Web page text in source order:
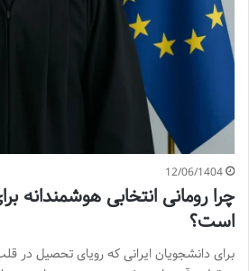
12/06/1404
چرا رومانی انتخابی هوشمندانه
است؟
برای دانشجویان ایرانی که رویای تحصیل در